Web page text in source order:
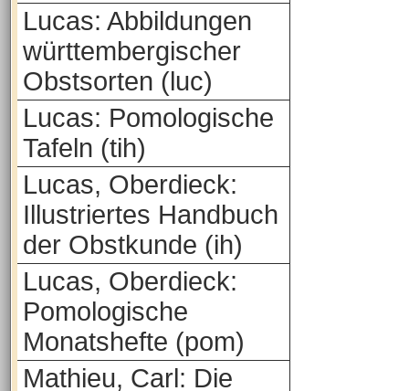
Lucas: Abbildungen
württembergischer
Obstsorten (luc)
Lucas: Pomologische
Tafeln (tih)
Lucas, Oberdieck:
Illustriertes Handbuch
der Obstkunde (ih)
Lucas, Oberdieck:
Pomologische
Monatshefte (pom)
Mathieu, Carl: Die